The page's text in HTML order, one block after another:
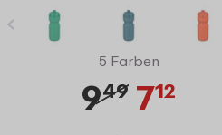
5 Farben
949 712